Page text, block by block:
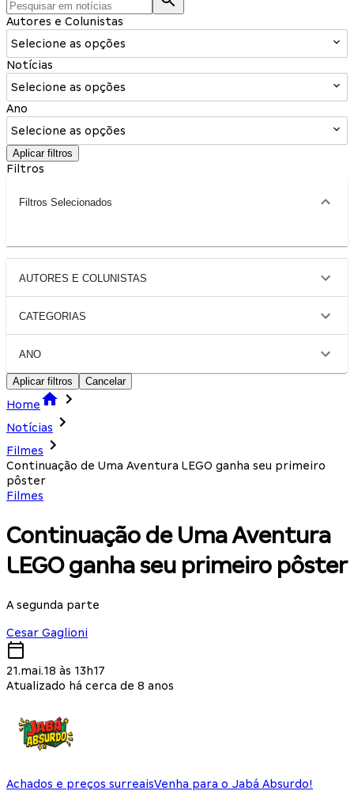
Autores e Colunistas
Selecione as opções
Notícias
Selecione as opções
Ano
Selecione as opções
Aplicar filtros
Filtros
Filtros Selecionados
AUTORES E COLUNISTAS
CATEGORIAS
ANO
Aplicar filtros Cancelar
Home
Notícias
Filmes
Continuação de Uma Aventura LEGO ganha seu primeiro
pôster
Filmes
Continuação de Uma Aventura
LEGO ganha seu primeiro pôster
A segunda parte
Cesar Gaglioni
21.mai.18 às 13h17
Atualizado há cerca de 8 anos
Achados e preços surreaisVenha para o Jabá Absurdo!